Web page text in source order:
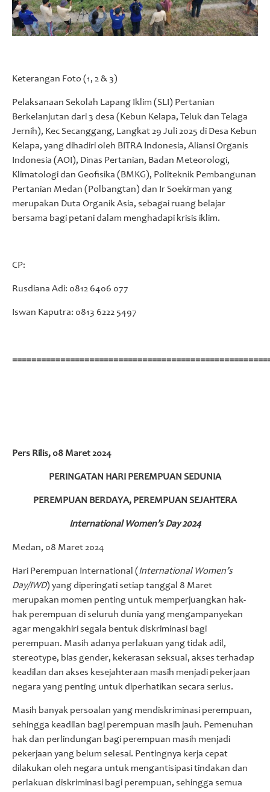
Keterangan Foto (1, 2 & 3)
Pelaksanaan Sekolah Lapang Iklim (SLI) Pertanian
Berkelanjutan dari 3 desa (Kebun Kelapa, Teluk dan Telaga
Jernih), Kec Secanggang, Langkat 29 Juli 2025 di Desa Kebun
Kelapa, yang dihadiri oleh BITRA Indonesia, Aliansi Organis
Indonesia (AOI), Dinas Pertanian, Badan Meteorologi,
Klimatologi dan Geofisika (BMKG), Politeknik Pembangunan
Pertanian Medan (Polbangtan) dan Ir Soekirman yang
merupakan Duta Organik Asia, sebagai ruang belajar
bersama bagi petani dalam menghadapi krisis iklim.
CP:
Rusdiana Adi: 0812 6406 077
Iswan Kaputra: 0813 6222 5497
Pers Rilis, 08 Maret 2024
PERINGATAN HARI PEREMPUAN SEDUNIA
PEREMPUAN BERDAYA, PEREMPUAN SEJAHTERA
International Women’s Day 2024
Medan, 08 Maret 2024
Hari Perempuan International (International Women’s
Day/IWD) yang diperingati setiap tanggal 8 Maret
merupakan momen penting untuk memperjuangkan hak-
hak perempuan di seluruh dunia yang mengampanyekan
agar mengakhiri segala bentuk diskriminasi bagi
perempuan. Masih adanya perlakuan yang tidak adil,
stereotype, bias gender, kekerasan seksual, akses terhadap
keadilan dan akses kesejahteraan masih menjadi pekerjaan
negara yang penting untuk diperhatikan secara serius.
Masih banyak persoalan yang mendiskriminasi perempuan,
sehingga keadilan bagi perempuan masih jauh. Pemenuhan
hak dan perlindungan bagi perempuan masih menjadi
pekerjaan yang belum selesai. Pentingnya kerja cepat
dilakukan oleh negara untuk mengantisipasi tindakan dan
perlakuan diskriminasi bagi perempuan, sehingga semua